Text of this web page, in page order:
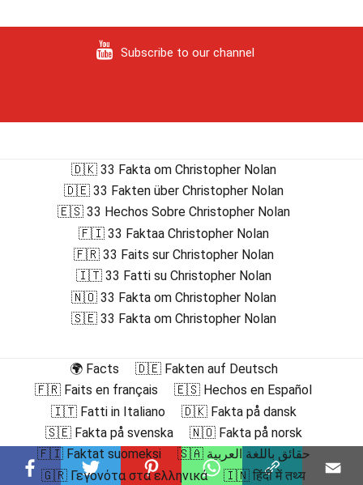
Subscribe to our channel
🇩🇰 33 Fakta om Christopher Nolan
🇩🇪 33 Fakten über Christopher Nolan
🇪🇸 33 Hechos Sobre Christopher Nolan
🇫🇮 33 Faktaa Christopher Nolan
🇫🇷 33 Faits sur Christopher Nolan
🇮🇹 33 Fatti su Christopher Nolan
🇳🇴 33 Fakta om Christopher Nolan
🇸🇪 33 Fakta om Christopher Nolan
🌍 Facts
🇩🇪 Fakten auf Deutsch
🇫🇷 Faits en français
🇪🇸 Hechos en Español
🇮🇹 Fatti in Italiano
🇩🇰 Fakta på dansk
🇸🇪 Fakta på svenska
🇳🇴 Fakta på norsk
🇫🇮 Faktat suomeksi
🇸🇦 حقائق باللغة العربية
🇬🇷 Γεγονότα στα ελληνικά
🇮🇳 हिंदी में तथ्य